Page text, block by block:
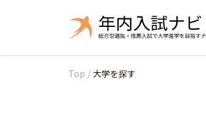
Top / 大学を探す